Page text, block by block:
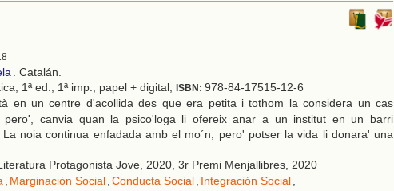
. Catalán.
1ª ed., 1ª imp.; papel + digital; ISBN: 978-84-17515-12-6
en un centre d'acollida des que era petita i tothom la considera un cas
pero', canvia quan la psico'loga li ofereix anar a un institut en un barri
noia continua enfadada amb el mo´n, pero' potser la vida li donara' una
Protagonista Jove, 2020, 3r Premi Menjallibres, 2020
, Marginación Social,Conducta Social, Integración Social,